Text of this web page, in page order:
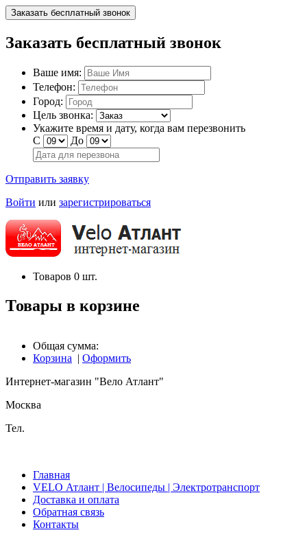
Заказать бесплатный звонок
Заказать бесплатный звонок
Ваше имя:
Телефон:
Город:
Цель звонка:
Укажите время и дату, когда вам перезвонить
С
До
Отправить заявку
Войти или зарегистрироваться
Товаров 0 шт.
Товары в корзине
Общая сумма:
Корзина | Оформить
Интернет-магазин "Вело Атлант"
Москва
Тел.
Главная
VELO Атлант | Велосипеды | Электротранспорт
Доставка и оплата
Обратная связь
Контакты